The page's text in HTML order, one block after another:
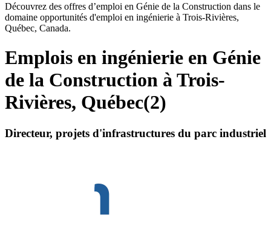
Découvrez des offres d’emploi en Génie de la Construction dans le
domaine opportunités d'emploi en ingénierie à Trois-Rivières,
Québec, Canada.
Emplois en ingénierie en Génie
de la Construction à Trois-
Rivières, Québec(2)
Directeur, projets d'infrastructures du parc industriel